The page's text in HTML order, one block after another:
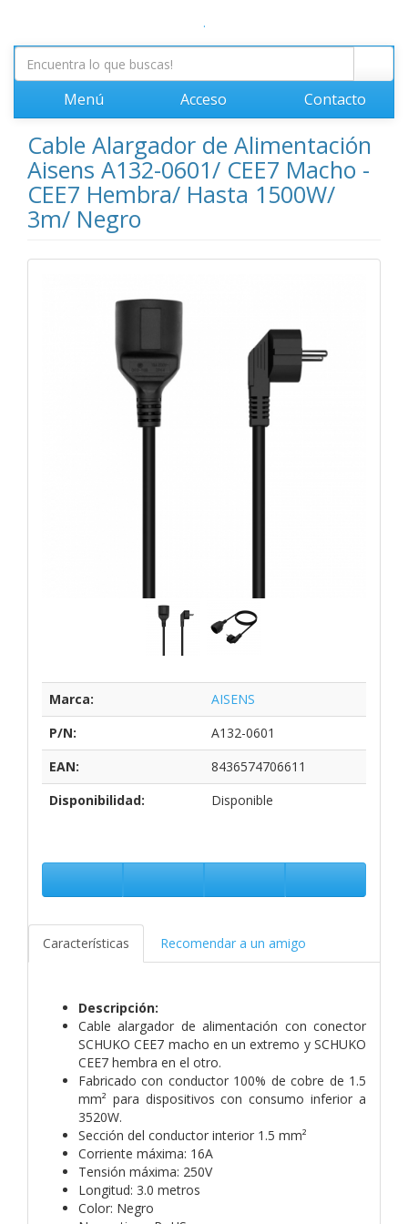
.
Menú Acceso Contacto
Cable Alargador de Alimentación
Aisens A132-0601/ CEE7 Macho -
CEE7 Hembra/ Hasta 1500W/
3m/ Negro
Marca:
AISENS
P/N:
A132-0601
EAN:
8436574706611
Disponibilidad:
Disponible
Características Recomendar a un amigo
Descripción:
Cable alargador de alimentación con conector
SCHUKO CEE7 macho en un extremo y SCHUKO
CEE7 hembra en el otro.
Fabricado con conductor 100% de cobre de 1.5
mm² para dispositivos con consumo inferior a
3520W.
Sección del conductor interior 1.5 mm²
Corriente máxima: 16A
Tensión máxima: 250V
Longitud: 3.0 metros
Color: Negro